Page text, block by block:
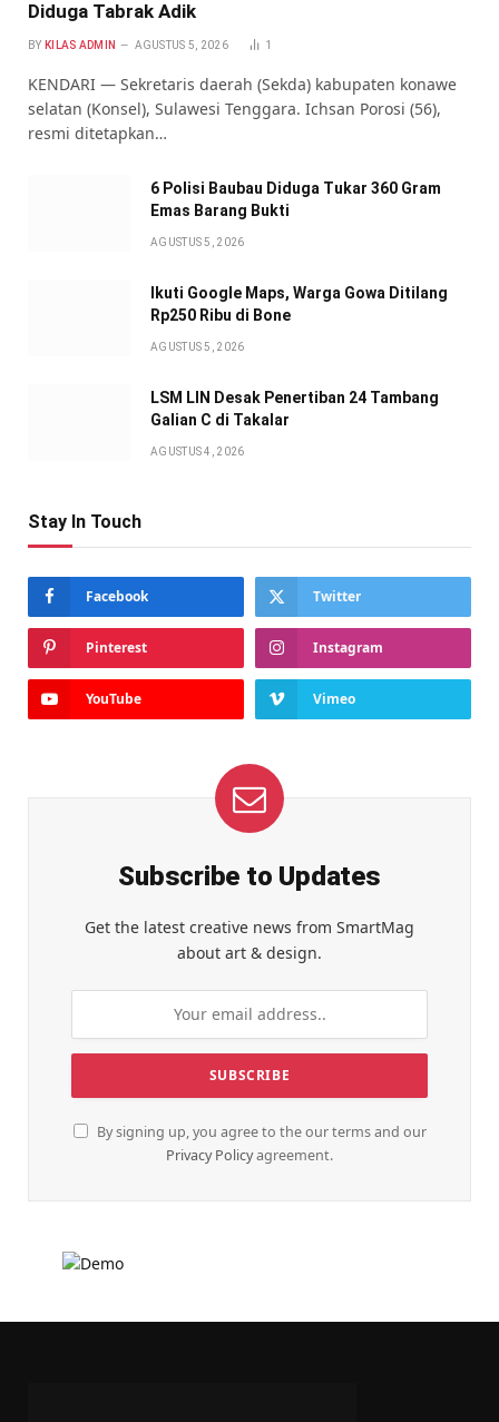
Diduga Tabrak Adik
BY KILAS ADMIN AGUSTUS 5, 2026 1
KENDARI — Sekretaris daerah (Sekda) kabupaten konawe
selatan (Konsel), Sulawesi Tenggara. Ichsan Porosi (56),
resmi ditetapkan…
6 Polisi Baubau Diduga Tukar 360 Gram
Emas Barang Bukti
AGUSTUS 5, 2026
Ikuti Google Maps, Warga Gowa Ditilang
Rp250 Ribu di Bone
AGUSTUS 5, 2026
LSM LIN Desak Penertiban 24 Tambang
Galian C di Takalar
AGUSTUS 4, 2026
Stay In Touch
Facebook Twitter
Pinterest Instagram
YouTube Vimeo
Subscribe to Updates
Get the latest creative news from SmartMag
about art & design.
By signing up, you agree to the our terms and our
Privacy Policyagreement.